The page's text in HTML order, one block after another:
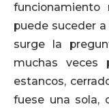
puede suceder
surge la
muchas veces
estancos,
fuese una sola,